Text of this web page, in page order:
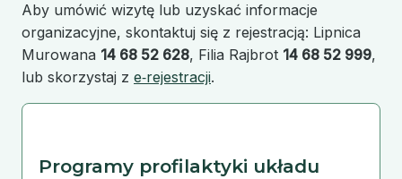
Aby umówić wizytę lub uzyskać informacje
organizacyjne, skontaktuj się z rejestracją: Lipnica
Murowana 14 68 52 628, Filia Rajbrot 14 68 52 999,
lub skorzystaj z e‑rejestracji.
Programy profilaktyki układu